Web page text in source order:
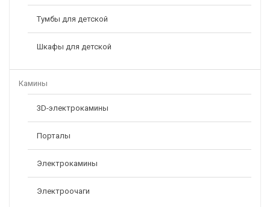
Тумбы для детской
Шкафы для детской
Камины
3D-электрокамины
Порталы
Электрокамины
Электроочаги